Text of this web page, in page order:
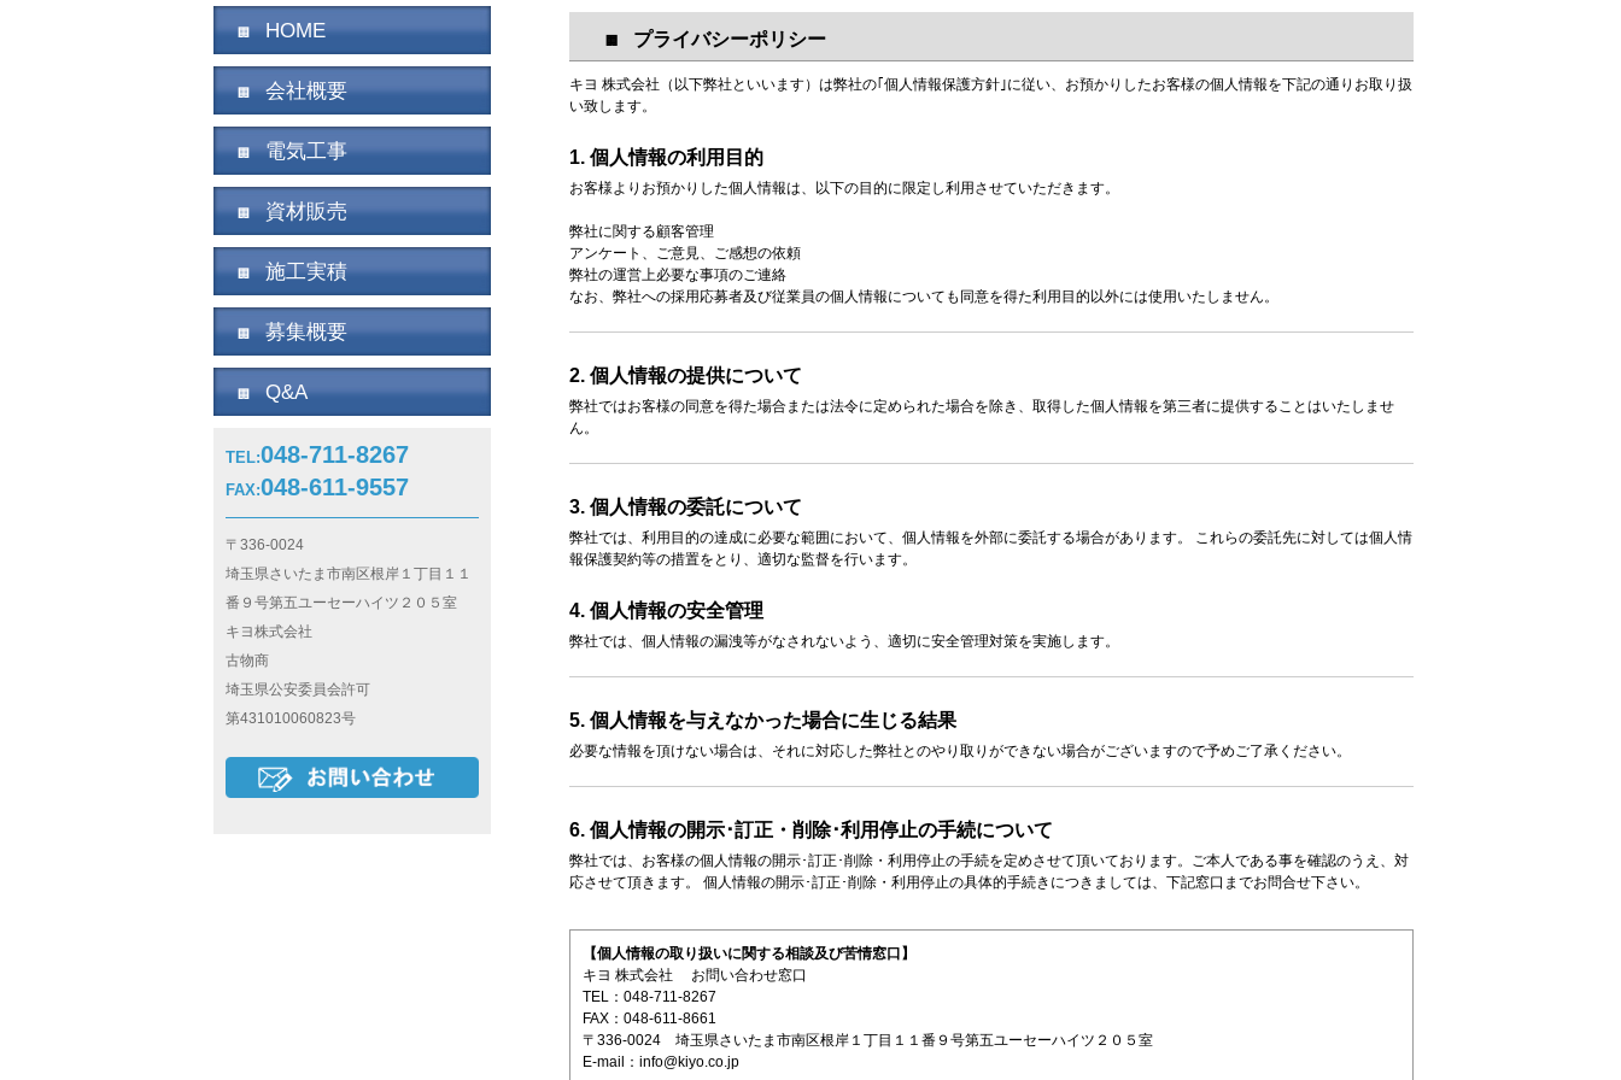
プライバシーポリシー
キヨ 株式会社（以下弊社といいます）は弊社の｢個人情報保護方針｣に従い、お預かりしたお客様の個人情報を下記の通りお取り扱
い致します。
1. 個人情報の利用目的
お客様よりお預かりした個人情報は、以下の目的に限定し利用させていただきます。
弊社に関する顧客管理
アンケート、ご意見、ご感想の依頼
弊社の運営上必要な事項のご連絡
なお、弊社への採用応募者及び従業員の個人情報についても同意を得た利用目的以外には使用いたしません。
2. 個人情報の提供について
弊社ではお客様の同意を得た場合または法令に定められた場合を除き、取得した個人情報を第三者に提供することはいたしませ
ん。
3. 個人情報の委託について
弊社では、利用目的の達成に必要な範囲において、個人情報を外部に委託する場合があります。 これらの委託先に対しては個人情
報保護契約等の措置をとり、適切な監督を行います。
4. 個人情報の安全管理
弊社では、個人情報の漏洩等がなされないよう、適切に安全管理対策を実施します。
5. 個人情報を与えなかった場合に生じる結果
必要な情報を頂けない場合は、それに対応した弊社とのやり取りができない場合がございますので予めご了承ください。
6. 個人情報の開示･訂正・削除･利用停止の手続について
弊社では、お客様の個人情報の開示･訂正･削除・利用停止の手続を定めさせて頂いております。ご本人である事を確認のうえ、対
応させて頂きます。 個人情報の開示･訂正･削除・利用停止の具体的手続きにつきましては、下記窓口までお問合せ下さい。
【個人情報の取り扱いに関する相談及び苦情窓口】
キヨ 株式会社 お問い合わせ窓口
TEL：048-711-8267
FAX：048-611-8661
〒336-0024 埼玉県さいたま市南区根岸１丁目１１番９号第五ユーセーハイツ２０５室
E-mail：info@kiyo.co.jp